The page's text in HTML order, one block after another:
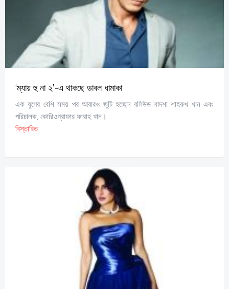
‘ম্যায় হু না ২’-এ থাকছে ডাবল ধামাকা
এক যুগের বেশি সময় পর আবারও জুটি হচ্ছেন বলিউড বাদশা শাহরুখ খান এবং
পরিচালক, কোরিওগ্রাফার ফারাহ খান।...
বিস্তারিত